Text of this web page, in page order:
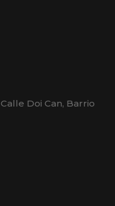
Doi Can, Barrio